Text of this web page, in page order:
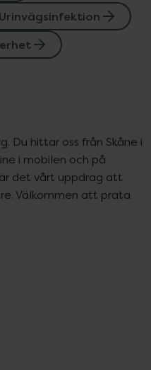
Urinvägsinfektion
Du hittar oss från Skåne i
i mobilen och på
det vårt uppdrag att
Välkommen att prata